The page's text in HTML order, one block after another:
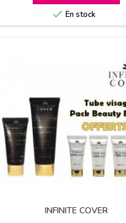
 En stock
INFINITE COVER